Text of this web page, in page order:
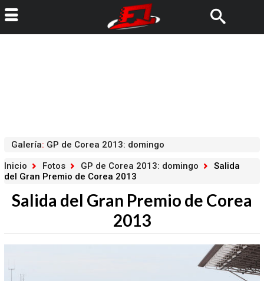
Galería: GP de Corea 2013: domingo
Inicio
Fotos GP de Corea 2013: domingo
Salida
del Gran Premio de Corea 2013
Salida del Gran Premio de Corea
2013